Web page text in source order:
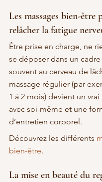
Les massages bien-être
relâcher la fatigue
Être prise en charge, ne
se déposer dans un
souvent au cerveau de
massage régulier (par
1 à 2 mois) devient un
avec soi-même et une
d’entretien corporel.
Découvrez les différents
bien-être.
La mise en beauté du